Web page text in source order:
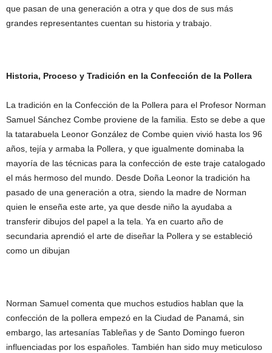
que pasan de una generación a otra y que dos de sus más
grandes representantes cuentan su historia y trabajo.
Historia, Proceso y Tradición en la Confección de la Pollera
La tradición en la Confección de la Pollera para el Profesor Norman
Samuel Sánchez Combe proviene de la familia. Esto se debe a que
la tatarabuela Leonor González de Combe quien vivió hasta los 96
años, tejía y armaba la Pollera, y que igualmente dominaba la
mayoría de las técnicas para la confección de este traje catalogado
el más hermoso del mundo. Desde Doña Leonor la tradición ha
pasado de una generación a otra, siendo la madre de Norman
quien le enseña este arte, ya que desde niño la ayudaba a
transferir dibujos del papel a la tela. Ya en cuarto año de
secundaria aprendió el arte de diseñar la Pollera y se estableció
como un dibujan
Norman Samuel comenta que muchos estudios hablan que la
confección de la pollera empezó en la Ciudad de Panamá, sin
embargo, las artesanías Tableñas y de Santo Domingo fueron
influenciadas por los españoles. También han sido muy meticuloso